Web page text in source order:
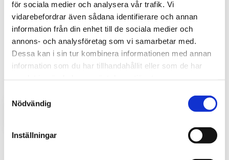
för sociala medier och analysera vår trafik. Vi
vidarebefordrar även sådana identifierare och annan
information från din enhet till de sociala medier och
annons- och analysföretag som vi samarbetar med.
Dessa kan i sin tur kombinera informationen med annan
information som du har tillhandahållit eller som de har
Nödvändig
Inställningar
Köp 5 behandlingar och betala för 4 – 9 600 kr
90 minuter,2 400:-